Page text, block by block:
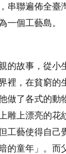
串聯遍佈全臺
一個工藝島。
的故事，從小
裡，在貧窮的
做了各式的動
雕上漂亮的花
工藝使得自己
的童年」。而